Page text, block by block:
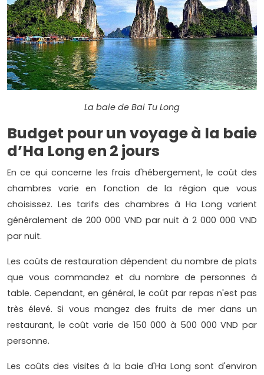
La baie de Bai Tu Long
Budget pour un voyage à la baie
d’Ha Long en 2 jours
En ce qui concerne les frais d'hébergement, le coût des
chambres varie en fonction de la région que vous
choisissez. Les tarifs des chambres à Ha Long varient
généralement de 200 000 VND par nuit à 2 000 000 VND
par nuit.
Les coûts de restauration dépendent du nombre de plats
que vous commandez et du nombre de personnes à
table. Cependant, en général, le coût par repas n'est pas
très élevé. Si vous mangez des fruits de mer dans un
restaurant, le coût varie de 150 000 à 500 000 VND par
personne.
Les coûts des visites à la baie d'Ha Long sont d'environ